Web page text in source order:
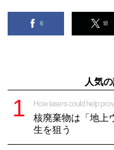
6 18
人気
How lasers could help
核廃棄物は「地上
生を狙う